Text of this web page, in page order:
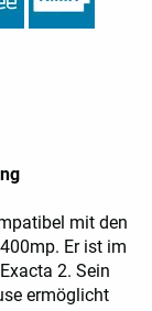
mit den
Er ist im
2. Sein
ermöglicht